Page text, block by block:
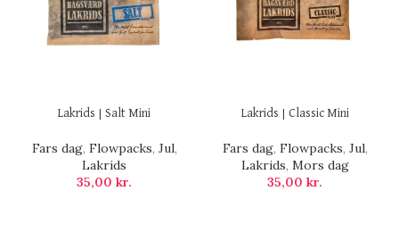
Lakrids | Salt Mini
Fars dag, Flowpacks, Jul,
Lakrids
35,00 kr.
Lakrids | Classic Mini
Fars dag, Flowpacks, Jul,
Lakrids, Mors dag
35,00 kr.